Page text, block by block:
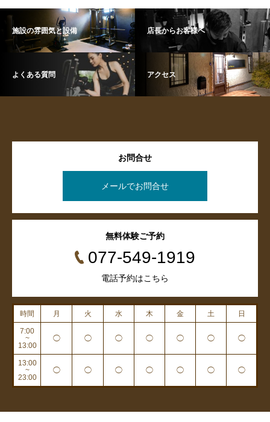
施設の雰囲気と設備 店長からお客様へ
よくある質問 アクセス
お問合せ
メールでお問合せ
無料体験ご予約
077-549-1919
電話予約はこちら
時間 月 火 水 木 金 土 日
7:00
~
13:00
◯ ◯ ◯ ◯ ◯ ◯ ◯
13:00
~
23:00
◯ ◯ ◯ ◯ ◯ ◯ ◯